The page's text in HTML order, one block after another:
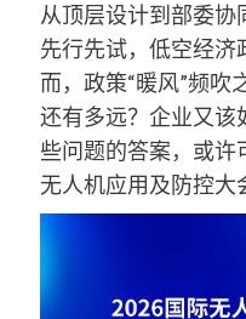
从顶层设计到部委协
先行先试，低空经济
而，政策“暖风”频吹
还有多远？企业又该
些问题的答案，或许
无人机应用及防控大